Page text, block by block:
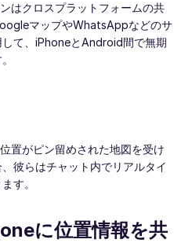
はクロスプラットフォームの共
マップやWhatsAppなどのサ
て、iPhoneとAndroid間で無期
置がピン留めされた地図を受け
彼らはチャット内でリアルタイ
す。
に位置情報を共